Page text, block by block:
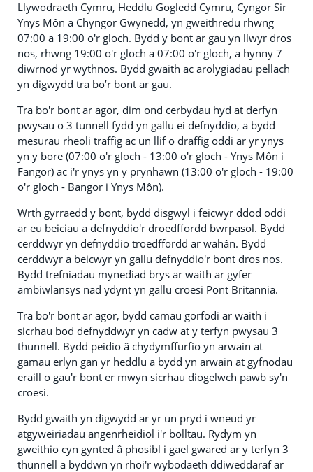
Llywodraeth Cymru, Heddlu Gogledd Cymru, Cyngor Sir
Ynys Môn a Chyngor Gwynedd, yn gweithredu rhwng
07:00 a 19:00 o'r gloch. Bydd y bont ar gau yn llwyr dros
nos, rhwng 19:00 o'r gloch a 07:00 o'r gloch, a hynny 7
diwrnod yr wythnos. Bydd gwaith ac arolygiadau pellach
yn digwydd tra bo’r bont ar gau.
Tra bo'r bont ar agor, dim ond cerbydau hyd at derfyn
pwysau o 3 tunnell fydd yn gallu ei defnyddio, a bydd
mesurau rheoli traffig ac un llif o draffig oddi ar yr ynys
yn y bore (07:00 o'r gloch - 13:00 o'r gloch - Ynys Môn i
Fangor) ac i'r ynys yn y prynhawn (13:00 o'r gloch - 19:00
o'r gloch - Bangor i Ynys Môn).
Wrth gyrraedd y bont, bydd disgwyl i feicwyr ddod oddi
ar eu beiciau a defnyddio'r droedffordd bwrpasol. Bydd
cerddwyr yn defnyddio troedffordd ar wahân. Bydd
cerddwyr a beicwyr yn gallu defnyddio'r bont dros nos.
Bydd trefniadau mynediad brys ar waith ar gyfer
ambiwlansys nad ydynt yn gallu croesi Pont Britannia.
Tra bo'r bont ar agor, bydd camau gorfodi ar waith i
sicrhau bod defnyddwyr yn cadw at y terfyn pwysau 3
thunnell. Bydd peidio â chydymffurfio yn arwain at
gamau erlyn gan yr heddlu a bydd yn arwain at gyfnodau
eraill o gau'r bont er mwyn sicrhau diogelwch pawb sy'n
croesi.
Bydd gwaith yn digwydd ar yr un pryd i wneud yr
atgyweiriadau angenrheidiol i'r bolltau. Rydym yn
gweithio cyn gynted â phosibl i gael gwared ar y terfyn 3
thunnell a byddwn yn rhoi'r wybodaeth ddiweddaraf ar